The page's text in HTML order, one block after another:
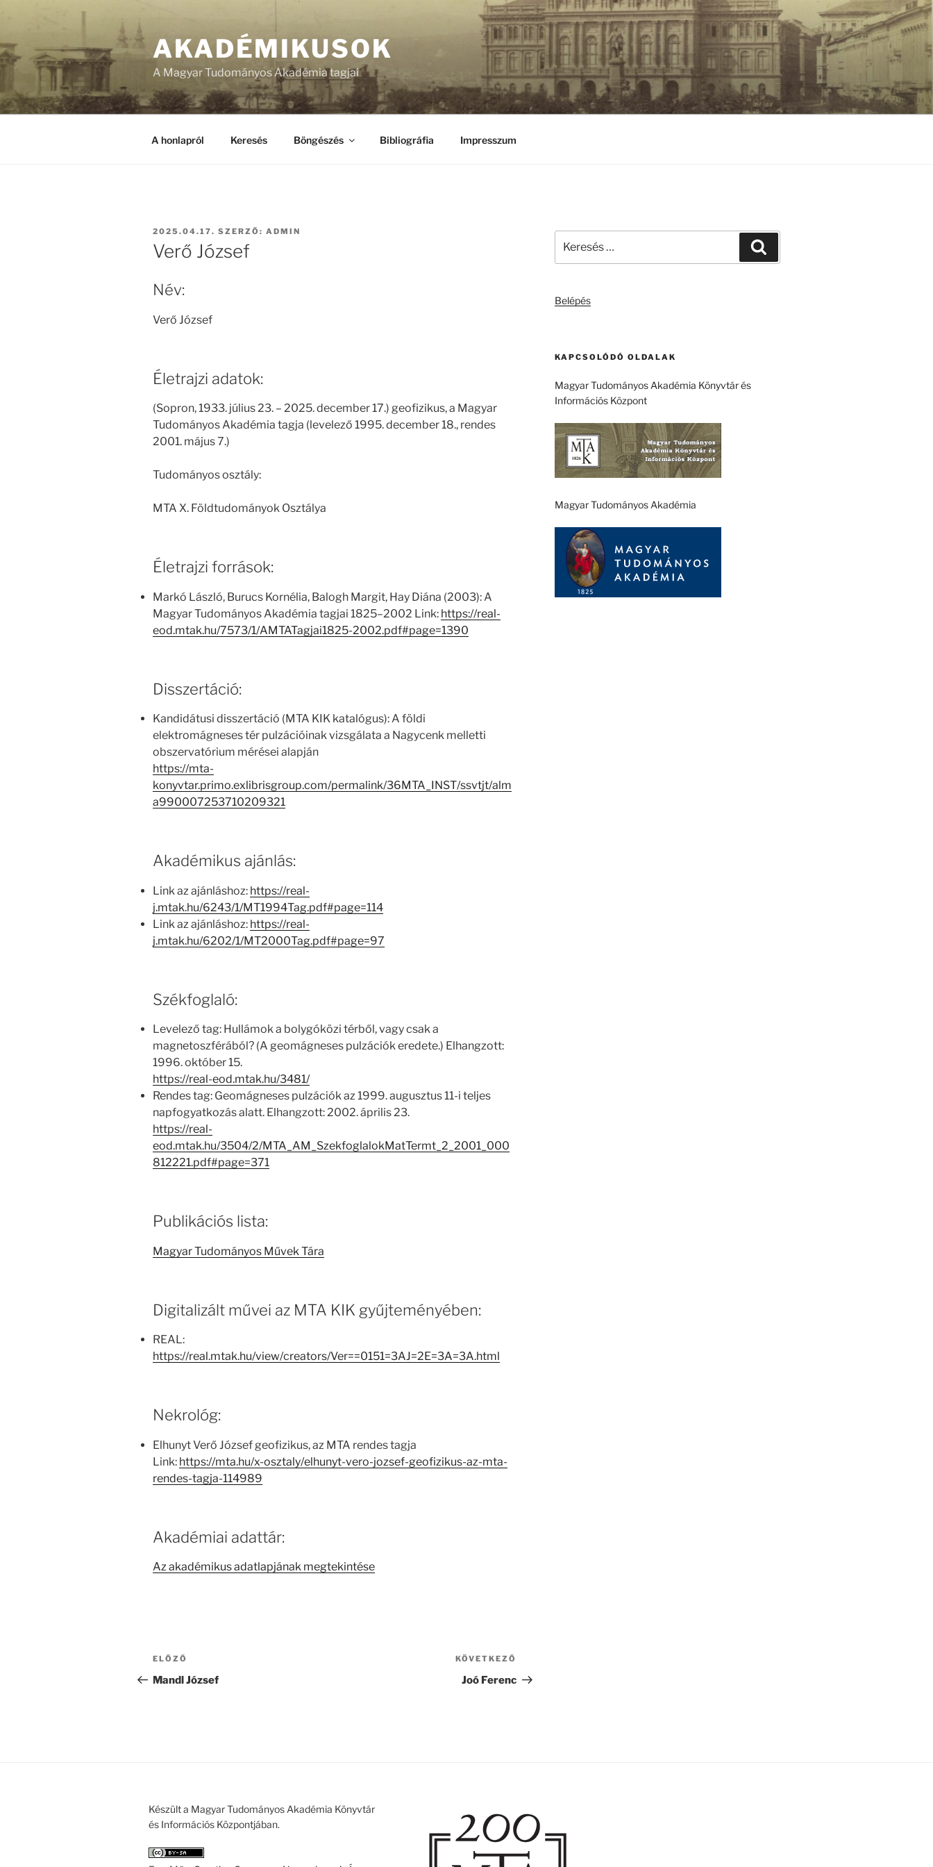
AKADÉMIKUSOK
A Magyar Tudományos Akadémia tagjai
A honlapról Keresés Böngészés Bibliográfia Impresszum
BEKÜLDVE:
2025.04.17. SZERZŐ: ADMIN
Verő József
Név:
Verő József
Életrajzi adatok:
(Sopron, 1933. július 23. – 2025. december 17.) geofizikus, a Magyar
Tudományos Akadémia tagja (levelező 1995. december 18., rendes
2001. május 7.)
Tudományos osztály:
MTA X. Földtudományok Osztálya
Életrajzi források:
Markó László, Burucs Kornélia, Balogh Margit, Hay Diána (2003): A
Magyar Tudományos Akadémia tagjai 1825–2002 Link: https://real-
eod.mtak.hu/7573/1/AMTATagjai1825-2002.pdf#page=1390
Disszertáció:
Kandidátusi disszertáció (MTA KIK katalógus): A földi
elektromágneses tér pulzációinak vizsgálata a Nagycenk melletti
obszervatórium mérései alapján
https://mta-
konyvtar.primo.exlibrisgroup.com/permalink/36MTA_INST/ssvtjt/alm
a990007253710209321
Akadémikus ajánlás:
Link az ajánláshoz: https://real-
j.mtak.hu/6243/1/MT1994Tag.pdf#page=114
Link az ajánláshoz: https://real-
j.mtak.hu/6202/1/MT2000Tag.pdf#page=97
Székfoglaló:
Levelező tag: Hullámok a bolygóközi térből, vagy csak a
magnetoszférából? (A geomágneses pulzációk eredete.) Elhangzott:
1996. október 15.
https://real-eod.mtak.hu/3481/
Rendes tag: Geomágneses pulzációk az 1999. augusztus 11-i teljes
napfogyatkozás alatt. Elhangzott: 2002. április 23.
https://real-
eod.mtak.hu/3504/2/MTA_AM_SzekfoglalokMatTermt_2_2001_000
812221.pdf#page=371
Publikációs lista:
Magyar Tudományos Művek Tára
Digitalizált művei az MTA KIK gyűjteményében:
REAL:
https://real.mtak.hu/view/creators/Ver==0151=3AJ=2E=3A=3A.html
Nekrológ:
Elhunyt Verő József geofizikus, az MTA rendes tagja
Link: https://mta.hu/x-osztaly/elhunyt-vero-jozsef-geofizikus-az-mta-
rendes-tagja-114989
Akadémiai adattár:
Az akadémikus adatlapjának megtekintése
Bejegyzés
navigáció
Korábbi
bejegyzés
ELŐZŐ
Mandl József
bejegyzés
KÖVETKEZŐ
Joó Ferenc
következő
Belépés
KAPCSOLÓDÓ OLDALAK
Magyar Tudományos Akadémia Könyvtár és
Információs Központ
Magyar Tudományos Akadémia
Készült a Magyar Tudományos Akadémia Könyvtár
és Információs Központjában.